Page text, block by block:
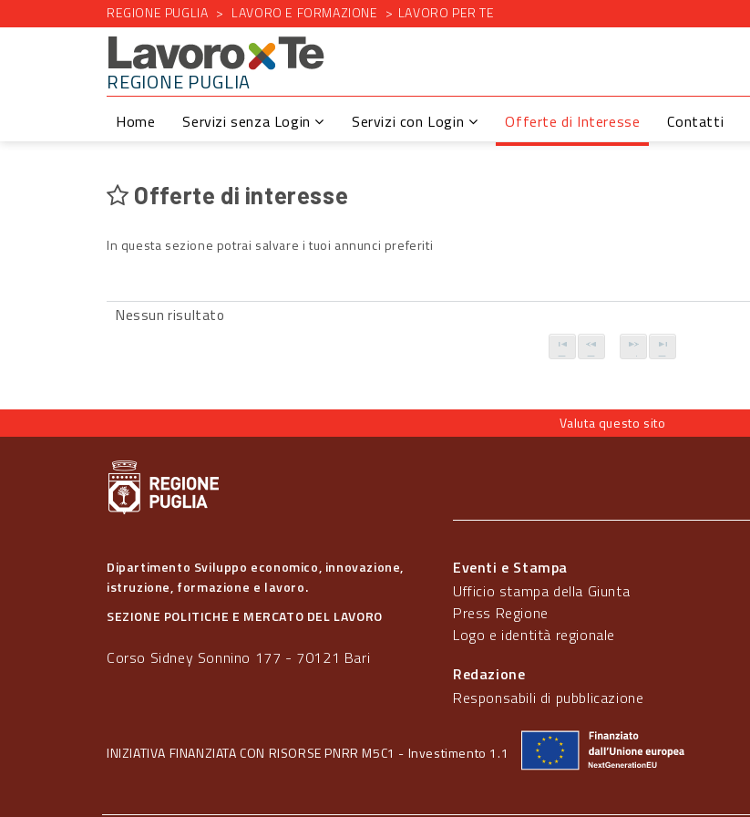
REGIONE PUGLIA LAVORO E FORMAZIONE LAVORO PER TE
REGIONE PUGLIA
Home Servizi senza Login Servizi con Login Offerte di Interesse Contatti
Offerte di interesse
In questa sezione potrai salvare i tuoi annunci preferiti
Nessun risultato
Valuta questo sito
Dipartimento Sviluppo economico, innovazione,
istruzione, formazione e lavoro.
SEZIONE POLITICHE E MERCATO DEL LAVORO
Corso Sidney Sonnino 177 - 70121 Bari
Eventi e Stampa
Ufficio stampa della Giunta
Press Regione
Logo e identità regionale
Redazione
Responsabili di pubblicazione
INIZIATIVA FINANZIATA CON RISORSE PNRR M5C1 - Investimento 1.1